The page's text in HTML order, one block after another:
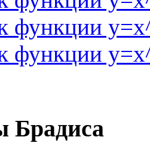
функции
функции
Брадиса